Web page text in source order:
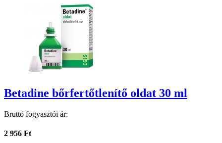
Betadine bőrfertőtlenítő oldat 30 ml
Bruttó fogyasztói ár:
2 956 Ft